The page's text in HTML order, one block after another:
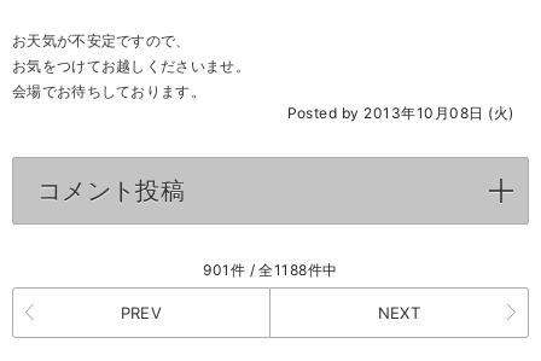
お天気が不安定ですので、
お気をつけてお越しくださいませ。
会場でお待ちしております。
Posted by 2013年10月08日 (火)
コメント投稿
901件 / 全1188件中
PREV NEXT